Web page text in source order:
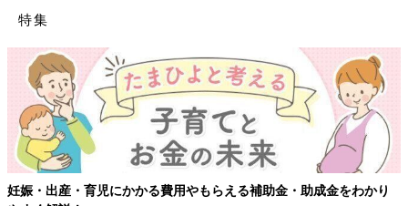
特集
妊娠・出産・育児にかかる費用やもらえる補助金・助成金をわかり